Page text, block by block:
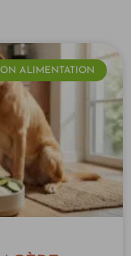
ALIMENTATION